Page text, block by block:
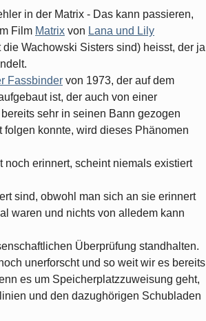
in der Matrix - Das kann passieren,
Film Matrix von Lana und Lily
Wachowski Sisters sind) heisst, der ja
Fassbinder von 1973, der auf dem
ist, der auch von einer
sehr in seinen Bann gezogen
konnte, wird dieses Phänomen
erinnert, scheint niemals existiert
sind, obwohl man sich an sie erinnert
waren und nichts von alledem kann
Überprüfung standhalten.
unerforscht und so weit wir es bereits
es um Speicherplatzzuweisung geht,
und den dazughörigen Schubladen